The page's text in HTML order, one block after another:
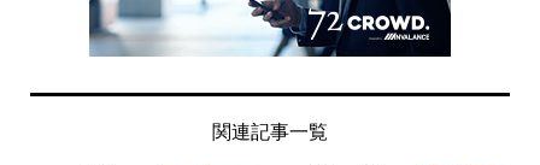
関連記事一覧